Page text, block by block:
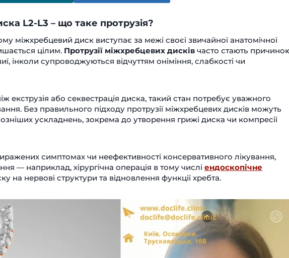
L2-L3 – що таке протрузія?
міжхребцевий диск виступає за межі своєї звичайної анатомічної
цілим. Протрузії міжхребцевих дисків часто стають
інколи супроводжуються відчуттям оніміння, слабкості чи
екструзія або секвестрація диска, такий стан потребує уважного
Без правильного підходу протрузії міжхребцевих дисків можуть
ускладнень, зокрема до утворення грижі диска чи компресії
симптомах чи неефективності консервативного лікування,
— наприклад, хірургічна операція в тому числі ендоскопічне
на нервові структури та відновлення функції хребта.